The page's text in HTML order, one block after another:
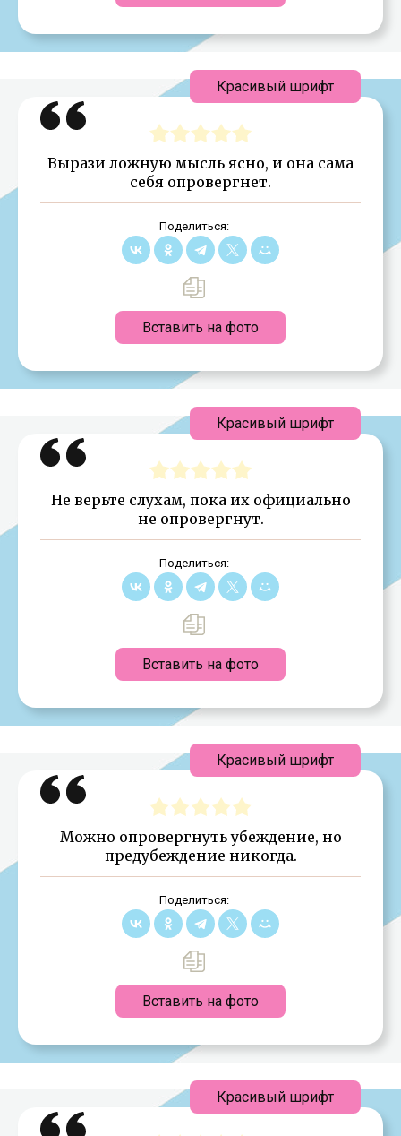
Вырази ложную мысль ясно, и она сама
себя опровергнет.
Поделиться:
Вставить на фото
Красивый шрифт
Не верьте слухам, пока их официально
не опровергнут.
Поделиться:
Вставить на фото
Красивый шрифт
Можно опровергнуть убеждение, но
предубеждение никогда.
Поделиться:
Вставить на фото
Красивый шрифт
Красивый шрифт